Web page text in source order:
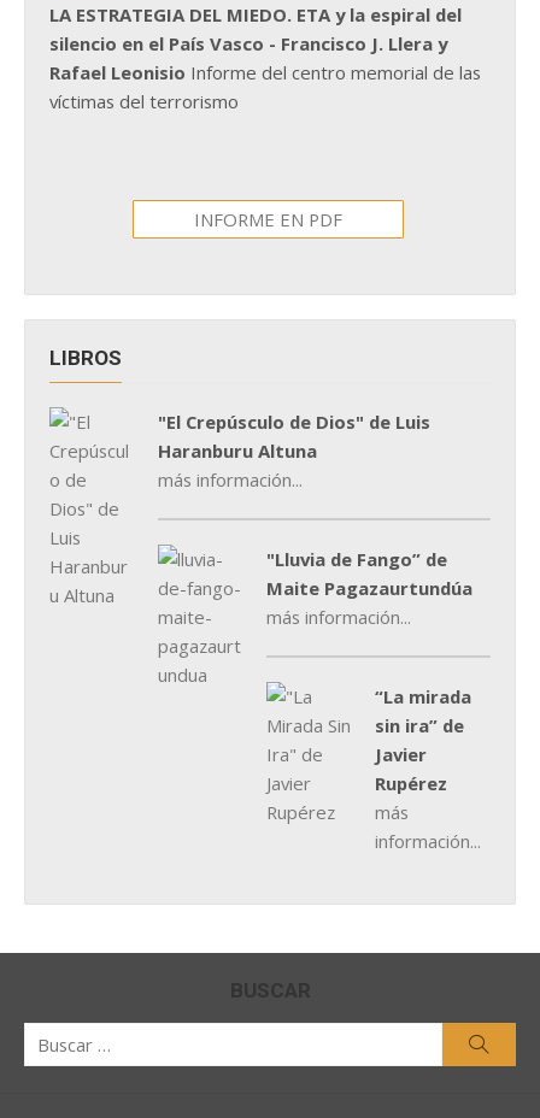
LA ESTRATEGIA DEL MIEDO. ETA y la espiral del
silencio en el País Vasco - Francisco J. Llera y
Rafael Leonisio Informe del centro memorial de las
víctimas del terrorismo
INFORME EN PDF
LIBROS
"El Crepúsculo de Dios" de Luis
Haranburu Altuna
más información...
"Lluvia de Fango” de
Maite Pagazaurtundúa
más información...
“La mirada
sin ira” de
Javier
Rupérez
más
información...
BUSCAR